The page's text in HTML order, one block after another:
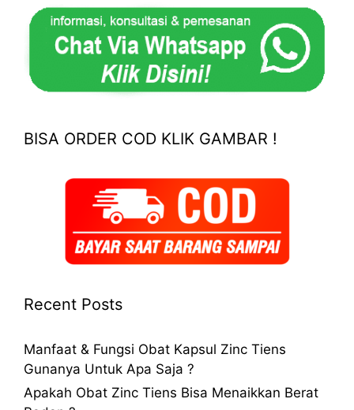
BISA ORDER COD KLIK GAMBAR !
Recent Posts
Manfaat & Fungsi Obat Kapsul Zinc Tiens
Gunanya Untuk Apa Saja ?
Apakah Obat Zinc Tiens Bisa Menaikkan Berat